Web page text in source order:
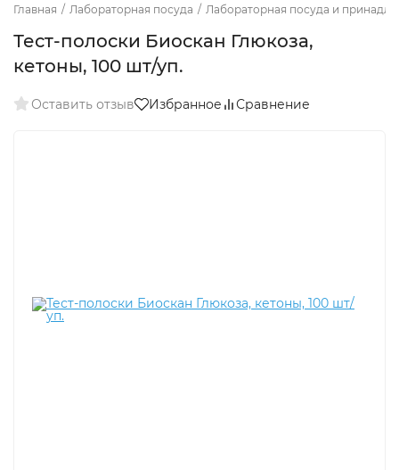
Главная / Лабораторная посуда / Лабораторная посуда и
Тест-полоски Биоскан Глюкоза,
кетоны, 100 шт/уп.
Оставить отзыв Избранное Сравнение